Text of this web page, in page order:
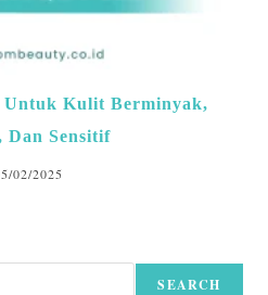
Untuk Kulit Berminyak,
Dan Sensitif
02/2025
SEARCH